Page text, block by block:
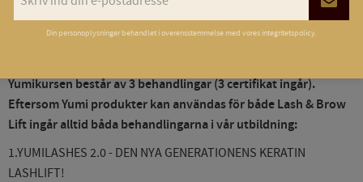
Yumikursen består av 3 behandlingar (3 certifikat ingår).
Eftersom Yumi produkter kan användas för både Lash & Brow
Lift ingår alltid båda behandlingarna i vår utbildning:
1.YUMILASHES 2.0 - DEN NYA GENERATIONENS KERATIN
LASHLIFT!
Din personoplysninger behandlet i overensstemmelse med vores integritetspolicy.